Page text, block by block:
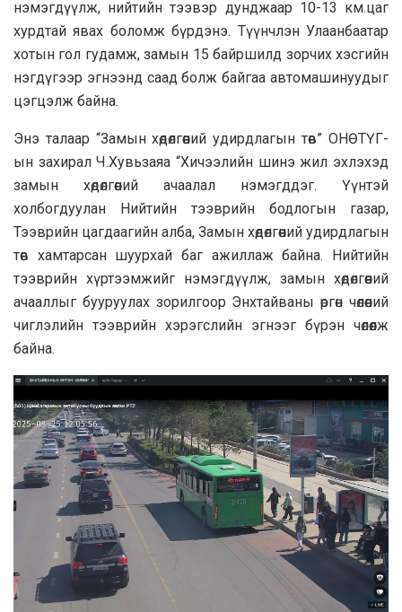
нэмэгдүүлж, нийтийн тээвэр дунджаар 10-13 км.цаг
хурдтай явах боломж бүрдэнэ. Түүнчлэн Улаанбаатар
хотын гол гудамж, замын 15 байршилд зорчих хэсгийн
нэгдүгээр эгнээнд саад болж байгаа автомашинуудыг
цэгцэлж байна.
Энэ талаар “Замын хөдөлгөөний удирдлагын төв” ОНӨТҮГ-
ын захирал Ч.Хувьзаяа “Хичээлийн шинэ жил эхлэхэд
замын хөдөлгөөний ачаалал нэмэгддэг. Үүнтэй
холбогдуулан Нийтийн тээврийн бодлогын газар,
Тээврийн цагдаагийн алба, Замын хөдөлгөөний удирдлагын
төв хамтарсан шуурхай баг ажиллаж байна. Нийтийн
тээврийн хүртээмжийг нэмэгдүүлж, замын хөдөлгөөний
ачааллыг бууруулах зорилгоор Энхтайваны өргөн чөлөөний
чиглэлийн тээврийн хэрэгслийн эгнээг бүрэн чөлөөлж
байна.